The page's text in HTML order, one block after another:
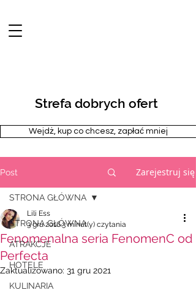
Strefa dobrych ofert
Wejdż, kup co chcesz, zapłać mniej
Post Zarejestruj się
STRONA GŁÓWNA
ATRAKCJE
HOTELE
KULINARIA
STRONA GŁÓWNA
Fenomenalna seria FenomenC od
Perfecta
Lili Ess
3 gru 20163 minut(y) czytania
Zaktualizowano: 31 gru 2021